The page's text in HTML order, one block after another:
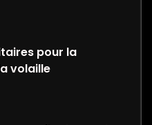
pour la
volaille